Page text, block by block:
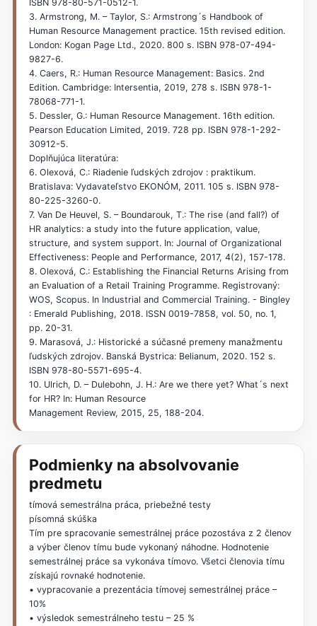
ISBN 978-80-571-0512-1.
3. Armstrong, M. – Taylor, S.: Armstrong´s Handbook of
Human Resource Management practice. 15th revised edition.
London: Kogan Page Ltd., 2020. 800 s. ISBN 978-07-494-
9827-6.
4. Caers, R.: Human Resource Management: Basics. 2nd
Edition. Cambridge: Intersentia, 2019, 278 s. ISBN 978-1-
78068-771-1.
5. Dessler, G.: Human Resource Management. 16th edition.
Pearson Education Limited, 2019. 728 pp. ISBN 978-1-292-
30912-5.
Doplňujúca literatúra:
6. Olexová, C.: Riadenie ľudských zdrojov : praktikum.
Bratislava: Vydavateľstvo EKONÓM, 2011. 105 s. ISBN 978-
80-225-3260-0.
7. Van De Heuvel, S. – Boundarouk, T.: The rise (and fall?) of
HR analytics: a study into the future application, value,
structure, and system support. In: Journal of Organizational
Effectiveness: People and Performance, 2017, 4(2), 157-178.
8. Olexová, C.: Establishing the Financial Returns Arising from
an Evaluation of a Retail Training Programme. Registrovaný:
WOS, Scopus. In Industrial and Commercial Training. - Bingley
: Emerald Publishing, 2018. ISSN 0019-7858, vol. 50, no. 1,
pp. 20-31.
9. Marasová, J.: Historické a súčasné premeny manažmentu
ľudských zdrojov. Banská Bystrica: Belianum, 2020. 152 s.
ISBN 978-80-5571-695-4.
10. Ulrich, D. – Dulebohn, J. H.: Are we there yet? What´s next
for HR? In: Human Resource
Management Review, 2015, 25, 188-204.
Podmienky na absolvovanie
predmetu
tímová semestrálna práca, priebežné testy
písomná skúška
Tím pre spracovanie semestrálnej práce pozostáva z 2 členov
a výber členov tímu bude vykonaný náhodne. Hodnotenie
semestrálnej práce sa vykonáva tímovo. Všetci členovia tímu
získajú rovnaké hodnotenie.
• vypracovanie a prezentácia tímovej semestrálnej práce –
10%
• výsledok semestrálneho testu – 25 %